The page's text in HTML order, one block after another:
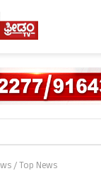
/Top News